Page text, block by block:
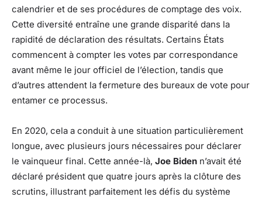
calendrier et de ses procédures de comptage des voix.
Cette diversité entraîne une grande disparité dans la
rapidité de déclaration des résultats. Certains États
commencent à compter les votes par correspondance
avant même le jour officiel de l’élection, tandis que
d’autres attendent la fermeture des bureaux de vote pour
entamer ce processus.
En 2020, cela a conduit à une situation particulièrement
longue, avec plusieurs jours nécessaires pour déclarer
le vainqueur final. Cette année-là, Joe Biden n’avait été
déclaré président que quatre jours après la clôture des
scrutins, illustrant parfaitement les défis du système